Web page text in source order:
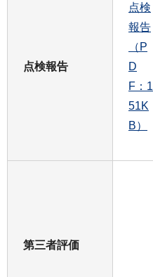
点検報告
点検
報告
（P
D
F：1
51K
B）
第三者評価